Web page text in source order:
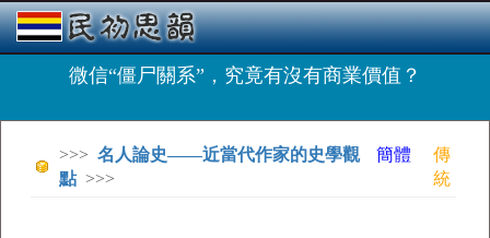
微信“僵尸關系”，究竟有沒有商業價值？
>>> 名人論史——近當代作家的史學觀
點 >>>
簡體
傳
統